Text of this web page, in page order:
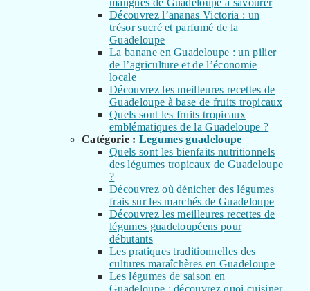
Découvrez l’ananas Victoria : un
trésor sucré et parfumé de la
Guadeloupe
La banane en Guadeloupe : un pilier
de l’agriculture et de l’économie
locale
Découvrez les meilleures recettes de
Guadeloupe à base de fruits tropicaux
Quels sont les fruits tropicaux
emblématiques de la Guadeloupe ?
Catégorie : Legumes guadeloupe
Quels sont les bienfaits nutritionnels
des légumes tropicaux de Guadeloupe
?
Découvrez où dénicher des légumes
frais sur les marchés de Guadeloupe
Découvrez les meilleures recettes de
légumes guadeloupéens pour
débutants
Les pratiques traditionnelles des
cultures maraîchères en Guadeloupe
Les légumes de saison en
Guadeloupe : découvrez quoi cuisiner